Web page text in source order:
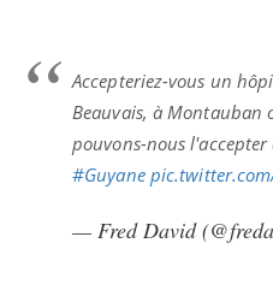
Accepteriez-vous un
Beauvais, à Montauban
pouvons-nous l'accepter
#Guyane
— Fred David